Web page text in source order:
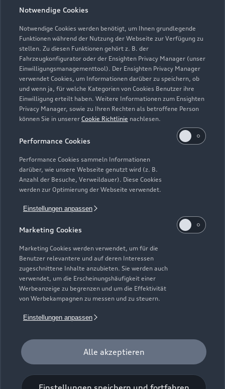
Notwendige Cookies
Notwendige Cookies werden benötigt, um Ihnen grundlegende
Funktionen während der Nutzung der Webseite zur Verfügung zu
stellen. Zu diesen Funktionen gehört z. B. der
Fahrzeugkonfigurator oder der Ensighten Privacy Manager (unser
Einwilligungsmanagementtool). Der Ensighten Privacy Manager
verwendet Cookies, um Informationen darüber zu speichern, ob
und wenn ja, für welche Kategorien von Cookies Benutzer ihre
Einwilligung erteilt haben. Weitere Informationen zum Ensighten
Privacy Manager, sowie zu Ihren Rechten als betroffene Person
können Sie in unserer Cookie Richtlinie nachlesen.
Performance Cookies
Performance Cookies sammeln Informationen
darüber, wie unsere Webseite genutzt wird (z. B.
Anzahl der Besuche, Verweildauer). Diese Cookies
werden zur Optimierung der Webseite verwendet.
Einstellungen anpassen
Marketing Cookies
Marketing Cookies werden verwendet, um für die
Benutzer relevantere und auf deren Interessen
zugeschnittene Inhalte anzubieten. Sie werden auch
verwendet, um die Erscheinungshäufigkeit einer
Werbeanzeige zu begrenzen und um die Effektivität
von Werbekampagnen zu messen und zu steuern.
Einstellungen anpassen
Alle akzeptieren
Plug-in-Hybride
Neuwagensuche
Gebrauchtwagensuche
Gebrauchtwagen
Finanzierung
Aktionen & Angebote
Geschäftskunden
Service & Zubehör
Saisonale Angebote
Audi Services
Garantie
Audi digital services
myAudi
Support
Kundenservice
Händlersuche
Audi Code
Online-Terminvereinbarung
Servicekontakt
Bordbuch & Bedienungsanleitungen
Verträge kündigen
Über Audi
Unternehmen
Karriere
Presse & Media Center
Datenschutz
Audi erleben
© 2026 AUDI AG. Alle Rechte vorbehalten
Impressum Rechtliches
Hinweisgebersystem
Datenschutzinformation
Cookie-Einstellungen
Cookie-Richtlinie
Barrierefreiheit
EU Data Act
Versicherungsleistungen werden durch den Audi
VersicherungsService, Zweigniederlassung der Volkswagen
Versicherungsdienst GmbH, Gifhorner Str. 57, 38112
Braunschweig, vermittelt und von der Volkswagen
Autoversicherung AG, Gifhorner Str. 57, 38112 Braunschweig,
gewerbliche Einzelabnehmer, die einen Pkw (ohne Vermietung)
erhältlich. Maßgeblich sind die Versicherungsbedingungen und
Zusatzvereinbarungen der Volkswagen Autoversicherung AG.
Ein Service der AUTOHAUSEN® AG, In der Spöck 4, 77656
Offenburg in Kooperation mit unseren Audi Partnern.